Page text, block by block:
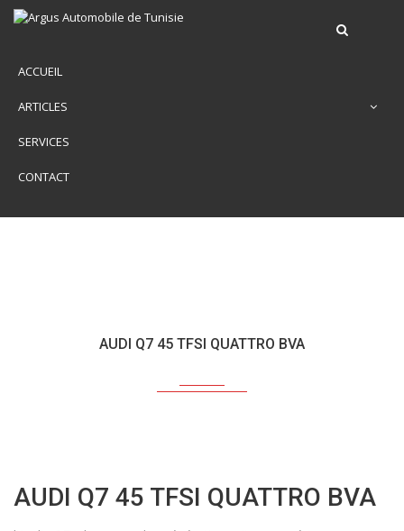
ACCUEIL
ARTICLES
SERVICES
CONTACT
AUDI Q7 45 TFSI QUATTRO BVA
AUDI Q7 45 TFSI QUATTRO BVA